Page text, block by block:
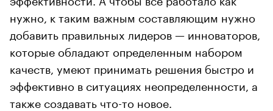
нужно, к таким важным составляющим нужно
добавить правильных лидеров — инноваторов,
которые обладают определенным набором
качеств, умеют принимать решения быстро и
эффективно в ситуациях неопределенности, а
также создавать что-то новое.